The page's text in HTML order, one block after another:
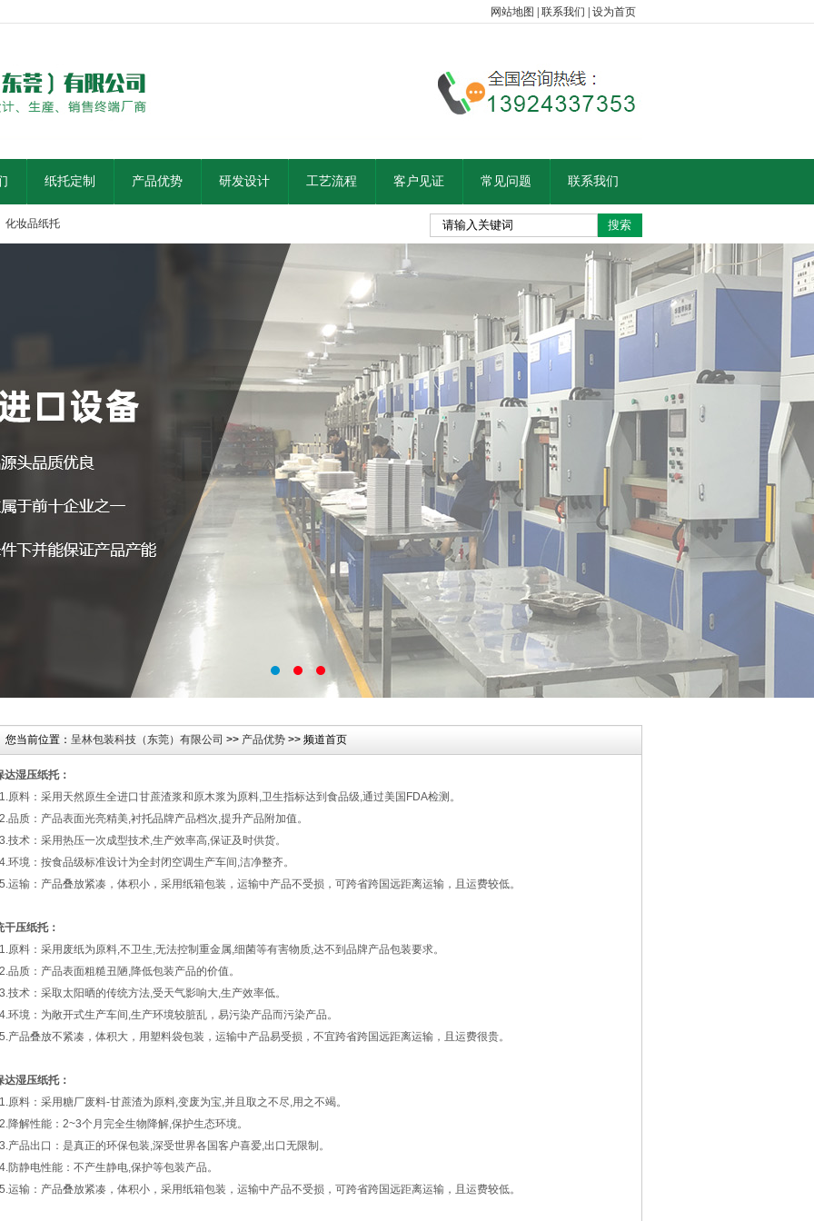
网站地图 联系我们 设为首页
纸托定制 产品优势 研发设计 工艺流程 客户见证 常见问题 联系我们
化妆品纸托
您当前位置： 呈林包装科技（东莞）有限公司 >> 产品优势 >> 频道首页
达湿压纸托：
料：采用天然原生全进口甘蔗渣浆和原木浆为原料,卫生指标达到食品级,通过美国FDA检测。
质：产品表面光亮精美,衬托品牌产品档次,提升产品附加值。
术：采用热压一次成型技术,生产效率高,保证及时供货。
境：按食品级标准设计为全封闭空调生产车间,洁净整齐。
输：产品叠放紧凑，体积小，采用纸箱包装，运输中产品不受损，可跨省跨国远距离运输，且运费较低。
干压纸托：
料：采用废纸为原料,不卫生,无法控制重金属,细菌等有害物质,达不到品牌产品包装要求。
质：产品表面粗糙丑陋,降低包装产品的价值。
术：采取太阳晒的传统方法,受天气影响大,生产效率低。
境：为敞开式生产车间,生产环境较脏乱，易污染产品而污染产品。
品叠放不紧凑，体积大，用塑料袋包装，运输中产品易受损，不宜跨省跨国远距离运输，且运费很贵。
达湿压纸托：
料：采用糖厂废料-甘蔗渣为原料,变废为宝,并且取之不尽,用之不竭。
解性能：2~3个月完全生物降解,保护生态环境。
品出口：是真正的环保包装,深受世界各国客户喜爱,出口无限制。
静电性能：不产生静电,保护等包装产品。
输：产品叠放紧凑，体积小，采用纸箱包装，运输中产品不受损，可跨省跨国远距离运输，且运费较低。